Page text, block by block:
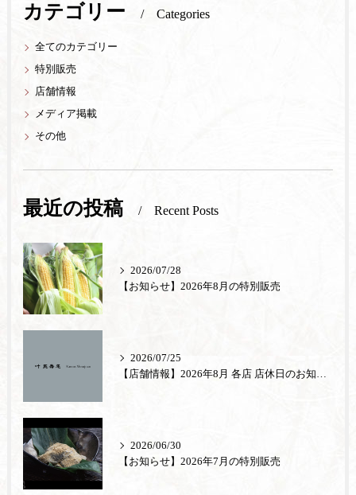
カテゴリー Categories
全てのカテゴリー
特別販売
店舗情報
メディア掲載
その他
最近の投稿 Recent Posts
2026/07/28
【お知らせ】2026年8月の特別販売
2026/07/25
【店舗情報】2026年8月 各店 店休日のお知らせ
2026/06/30
【お知らせ】2026年7月の特別販売